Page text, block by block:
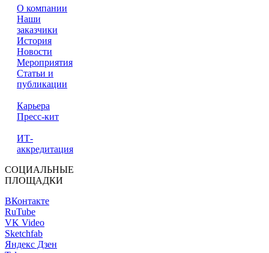
О компании
Наши
заказчики
История
Новости
Мероприятия
Статьи и
публикации
Карьера
Пресс-кит
ИТ-
аккредитация
СОЦИАЛЬНЫЕ
ПЛОЩАДКИ
ВКонтакте
RuTube
VK Video
Sketchfab
Яндекс Дзен